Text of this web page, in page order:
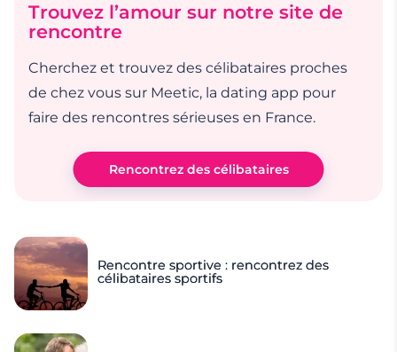
Trouvez l’amour sur notre site de
rencontre
Cherchez et trouvez des célibataires proches
de chez vous sur Meetic, la dating app pour
faire des rencontres sérieuses en France.
Rencontrez des célibataires
Rencontre sportive : rencontrez des
célibataires sportifs